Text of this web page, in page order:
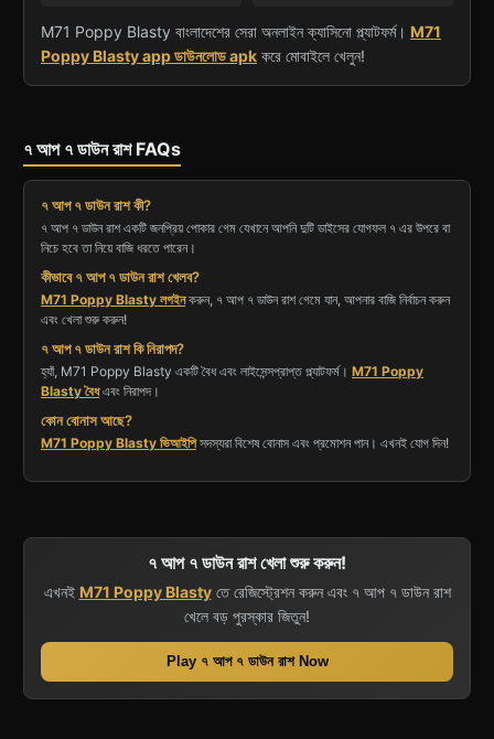
M71 Poppy Blasty বাংলাদেশের সেরা অনলাইন ক্যাসিনো প্ল্যাটফর্ম। M71
Poppy Blasty app ডাউনলোড apk করে মোবাইলে খেলুন!
৭ আপ ৭ ডাউন রাশ FAQs
৭ আপ ৭ ডাউন রাশ কী?
৭ আপ ৭ ডাউন রাশ একটি জনপ্রিয় পোকার গেম যেখানে আপনি দুটি ডাইসের যোগফল ৭ এর উপরে বা
নিচে হবে তা নিয়ে বাজি ধরতে পারেন।
কীভাবে ৭ আপ ৭ ডাউন রাশ খেলব?
M71 Poppy Blasty লগইনকরুন, ৭ আপ ৭ ডাউন রাশ গেমে যান, আপনার বাজি নির্বাচন করুন
এবং খেলা শুরু করুন!
৭ আপ ৭ ডাউন রাশ কি নিরাপদ?
হ্যাঁ, M71 Poppy Blasty একটি বৈধ এবং লাইসেন্সপ্রাপ্ত প্ল্যাটফর্ম। M71 Poppy
Blasty বৈধএবং নিরাপদ।
কোন বোনাস আছে?
M71 Poppy Blasty ভিআইপিসদস্যরা বিশেষ বোনাস এবং প্রমোশন পান। এখনই যোগ দিন!
৭ আপ ৭ ডাউন রাশ খেলা শুরু করুন!
এখনই M71 Poppy Blastyতে রেজিস্ট্রেশন করুন এবং ৭ আপ ৭ ডাউন রাশ
খেলে বড় পুরস্কার জিতুন!
Play ৭ আপ ৭ ডাউন রাশ Now